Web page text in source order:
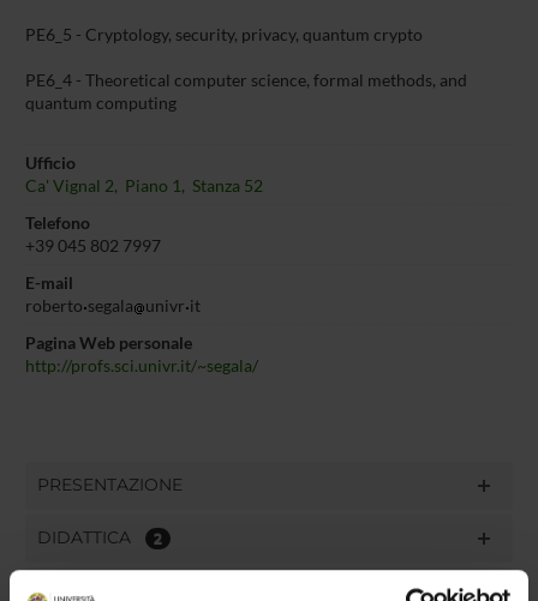
PE6_5 - Cryptology, security, privacy, quantum crypto
PE6_4 - Theoretical computer science, formal methods, and
quantum computing
Ufficio
Ca' Vignal 2, Piano 1, Stanza 52
Telefono
+39 045 802 7997
E-mail
roberto segala univr it
Pagina Web personale
http://profs.sci.univr.it/~segala/
PRESENTAZIONE
DIDATTICA 2
TERZA MISSIONE